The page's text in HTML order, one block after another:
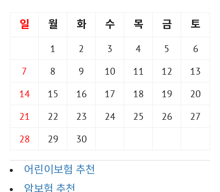
일 월 화 수 목 금 토
1 2 3 4 5
6
7
8 9 10 11 12
13
14
15 16 17 18 19
20
21
22 23 24 25 26
27
28
29 30
어린이보험 추천
암보험 추천